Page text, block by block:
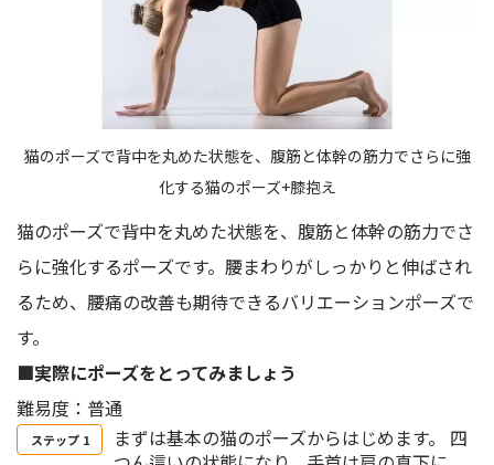
猫のポーズで背中を丸めた状態を、腹筋と体幹の筋力でさらに強
化する猫のポーズ+膝抱え
猫のポーズで背中を丸めた状態を、腹筋と体幹の筋力でさ
らに強化するポーズです。腰まわりがしっかりと伸ばされ
るため、腰痛の改善も期待できるバリエーションポーズで
す。
■実際にポーズをとってみましょう
難易度：普通
まずは基本の猫のポーズからはじめます。 四